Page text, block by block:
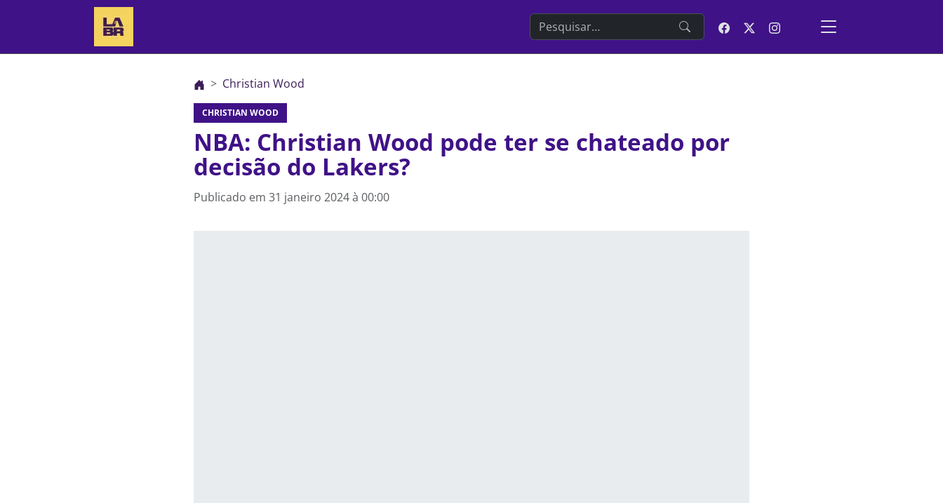
Search the website
Christian Wood
CHRISTIAN WOOD
NBA: Christian Wood pode ter se chateado por
decisão do Lakers?
Publicado em 31 janeiro 2024 à 00:00